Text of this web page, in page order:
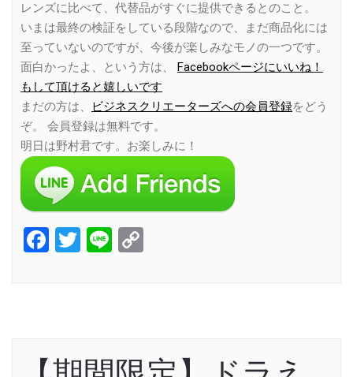
レンズに比べて、代替品がすぐに提供できるとのこと。
いまは最終の検証をしている段階なので、まだ商品化には
至っていないのですが、今後が楽しみなモノの一つです。
面白かったよ、という方は、 Facebookページにいいね！
もして頂けると嬉しいです
まだの方は、
ビジネスクリエーターズへの会員登録をどう
ぞ。 会員登録は無料です。
明日は野村君です。お楽しみに！
Facebook
Twitter
Line